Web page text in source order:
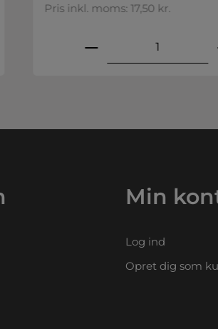
til at øge eller
ønskede mængde
Pris inkl. moms: 17,50 kr.
Min
Log ind
Opret dig som